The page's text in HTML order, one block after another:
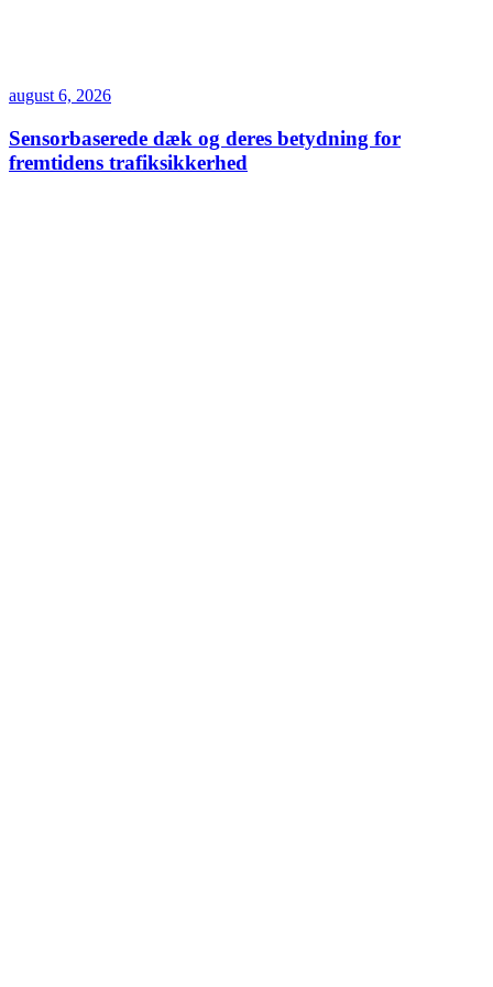
august 6, 2026
Sensorbaserede dæk og deres betydning for
fremtidens trafiksikkerhed